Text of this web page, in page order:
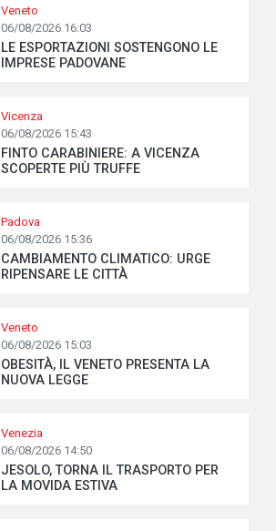
Veneto
06/08/2026 16:03
LE ESPORTAZIONI SOSTENGONO LE
IMPRESE PADOVANE
Vicenza
06/08/2026 15:43
FINTO CARABINIERE: A VICENZA
SCOPERTE PIÙ TRUFFE
Padova
06/08/2026 15:36
CAMBIAMENTO CLIMATICO: URGE
RIPENSARE LE CITTÀ
Veneto
06/08/2026 15:03
OBESITÀ, IL VENETO PRESENTA LA
NUOVA LEGGE
Venezia
06/08/2026 14:50
JESOLO, TORNA IL TRASPORTO PER
LA MOVIDA ESTIVA